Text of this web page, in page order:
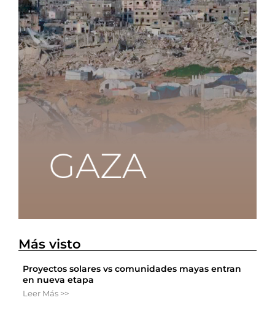
Más visto
Proyectos solares vs comunidades mayas entran
en nueva etapa
Leer Más >>